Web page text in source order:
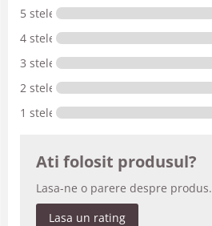
5 stele
4 stele
3 stele
2 stele
1 stele
Ati folosit produsul?
Lasa-ne o parere despre produs.
Lasa un rating